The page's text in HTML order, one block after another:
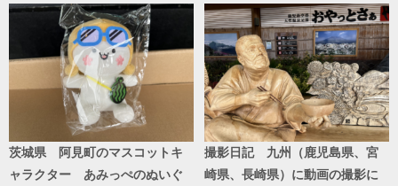
茨城県 阿見町のマスコットキ
ャラクター あみっぺのぬいぐ
撮影日記 九州（鹿児島県、宮
崎県、長崎県）に動画の撮影に